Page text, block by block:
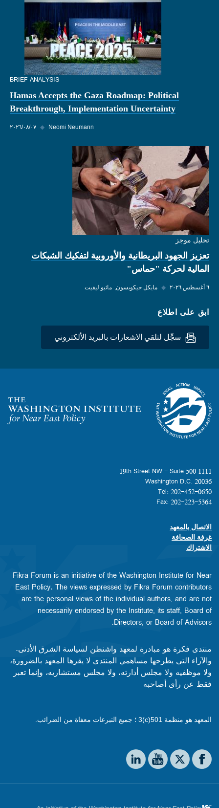
BRIEF ANALYSIS
Hamas Accepts the Gaza Roadmap: Political
Breakthrough, Implementation Uncertainty
٠٧‏/٠٨‏/٢٠٢٦ ◆ Neomi Neumann
تحليل موجز
تعزيز الجهود البريطانية والأوروبية لتفكيك الشبكات
المالية لحركة "حماس"
٦ أغسطس ٢٠٢٦ ◆ مايكل جيكوبسون ماثيو ليفيت
ابق على اطلاع
سجِّل لتلقي الاشعارات بالبريد الألكتروني
Homepage
1111 19th Street NW - Suite 500
Washington D.C. 20036
Tel: 202-452-0650
Fax: 202-223-5364
Footer contact links
الاتصال بالمعهد
غرفة الصحافة
الاشتراك
Fikra Forum is an initiative of the Washington Institute for Near
East Policy. The views expressed by Fikra Forum contributors
are the personal views of the individual authors, and are not
necessarily endorsed by the Institute, its staff, Board of
Directors, or Board of Advisors.​​
منتدى فكرة هو مبادرة لمعهد واشنطن لسياسة الشرق الأدنى.
والآراء التي يطرحها مساهمي المنتدى لا يقرها المعهد بالضرورة،
ولا موظفيه ولا مجلس أدارته، ولا مجلس مستشاريه، وإنما تعبر
فقط عن رأى أصاحبه
المعهد هو منظمة 501(c)3 ؛ جميع التبرعات معفاة من الضرائب.
Social media
The Washington Institute on Facebook
The Washington Institute on X
The Washington Institute on YouTube
The Washington Institute on LinkedIn